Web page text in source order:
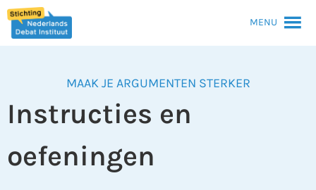
MENU
MAAK JE ARGUMENTEN STERKER
Instructies en
oefeningen